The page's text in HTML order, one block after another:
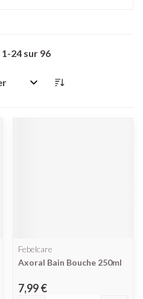
1-24 sur 96
Febelcare
Axoral Bain Bouche 250ml
7,99 €